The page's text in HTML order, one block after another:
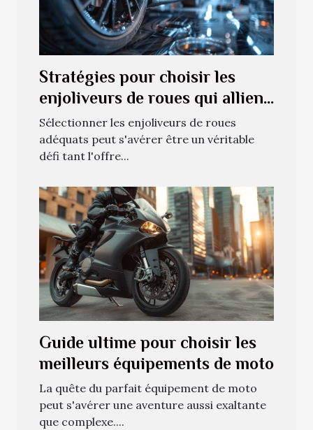
Stratégies pour choisir les
enjoliveurs de roues qui allient
esthétique et performance
Sélectionner les enjoliveurs de roues
adéquats peut s'avérer être un véritable
défi tant l'offre...
Guide ultime pour choisir les
meilleurs équipements de moto
La quête du parfait équipement de moto
peut s'avérer une aventure aussi exaltante
que complexe....